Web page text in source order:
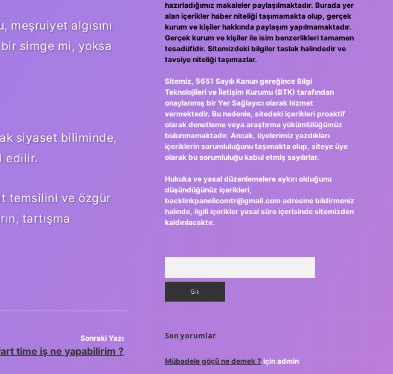
algısını
simge mi, yoksa
siyaset biliminde,
edilir.
temsilini ve özgür
tartışma
Sonraki Yazı
time iş ne yapabilirim ?
hazırladığımız makaleler paylaşılmaktadır. Burada yer
alan içerikler haber niteliği taşımamakta olup, gerçek
kurum ve kişiler hakkında paylaşım yapılmamaktadır.
Gerçek kurum ve kişiler ile isim benzerlikleri tamamen
tesadüfidir. Sitemizdeki bilgiler taslak halindedir ve
tavsiye niteliği taşımazlar.
Sitemiz, 5651 Sayılı Kanun gereğince Bilgi
Teknolojileri ve İletişim Kurumu (BTK) tarafından
onaylanmış bir Yer Sağlayıcı olarak hizmet
vermektedir. Bu nedenle, sitedeki içerikleri proaktif
olarak denetleme veya araştırma yükümlülüğümüz
bulunmamaktadır. Ancak, üyelerimiz yazdıkları
içeriklerin sorumluluğunu taşımakta olup, siteye üye
olarak bu sorumluluğu kabul etmiş sayılırlar.
Hukuka ve yasal düzenlemelere aykırı olduğunu
düşündüğünüz içerikleri,
backlinkpanelicomtr@gmail.comadresine bildirmeniz
halinde, ilgili içerikler yasal süre içerisinde sitemizden
kaldırılacaktır.
Son yorumlar
Mübadele göçü ne demek ? için admin